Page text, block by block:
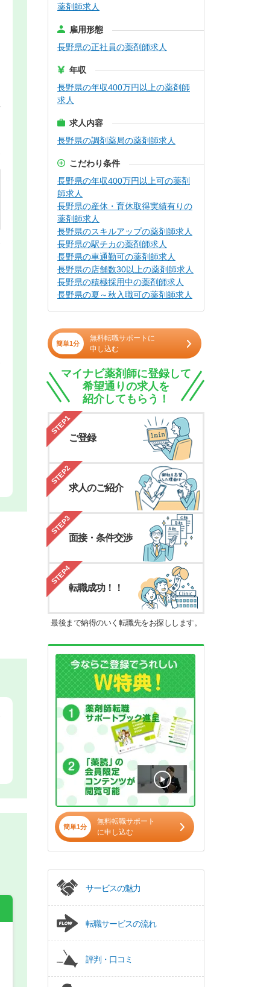
希望の働き方
正社員
薬剤師求人
雇用形態
長野県の正社員の薬剤師求人
年収
長野県の年収400万円以上の薬剤師
求人
求人内容
長野県の調剤薬局の薬剤師求人
こだわり条件
長野県の年収400万円以上可の薬剤
師求人
長野県の産休・育休取得実績有りの
薬剤師求人
長野県のスキルアップの薬剤師求人
長野県の駅チカの薬剤師求人
長野県の車通勤可の薬剤師求人
長野県の店舗数30以上の薬剤師求人
長野県の積極採用中の薬剤師求人
長野県の夏～秋入職可の薬剤師求人
簡単1分
無料転職サポートに
申し込む
マイナビ薬剤師に登録して
希望通りの求人を
紹介してもらう！
STEP1
ご登録
STEP2
求人のご紹介
STEP3
面接・条件交渉
STEP4
転職成功！！
最後まで納得のいく転職先をお探しします。
簡単1分
無料転職サポート
に申し込む
サービスの魅力
転職サービスの流れ
評判・口コミ